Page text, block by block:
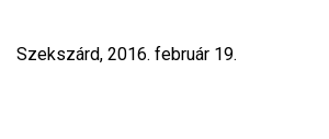
Szekszárd, 2016. február 19.